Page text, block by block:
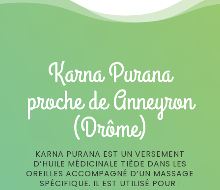
Karna Purana
proche de Anneyron
(Drôme)
KARNA PURANA EST UN VERSEMENT
D’HUILE MÉDICINALE TIÈDE DANS LES
OREILLES ACCOMPAGNÉ D’UN MASSAGE
SPÉCIFIQUE. IL EST UTILISÉ POUR :